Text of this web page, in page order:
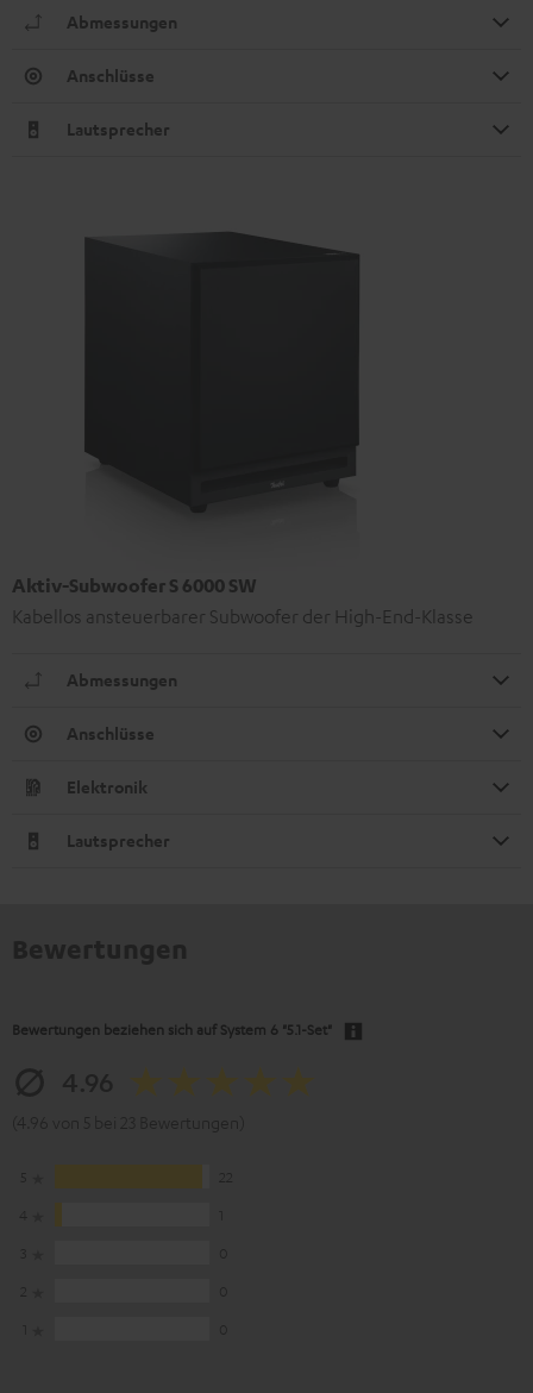
Abmessungen
Anschlüsse
Lautsprecher
Aktiv-Subwoofer S 6000 SW
Kabellos ansteuerbarer Subwoofer der High-End-Klasse
Abmessungen
Anschlüsse
Elektronik
Lautsprecher
Bewertungen beziehen sich auf System 6 "5.1-Set"